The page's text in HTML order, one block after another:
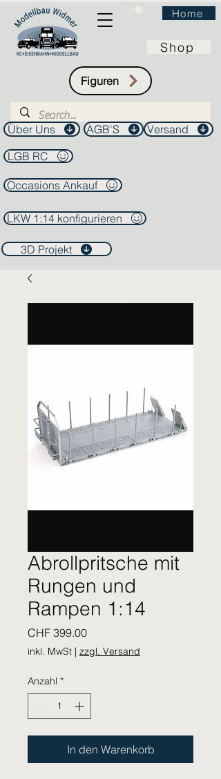
Home
Shop
Figuren
Über Uns AGB'S
Versand
LGB RC
Occasions Ankauf
LKW 1:14 konfigurieren
3D Projekt
Abrollpritsche mit
Rungen und
Rampen 1:14
CHF 399.00Preis
inkl. MwSt | zzgl. Versand
Anzahl *
In den Warenkorb